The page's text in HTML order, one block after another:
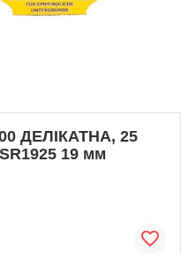
ДЕЛІКАТНА, 25
19 мм